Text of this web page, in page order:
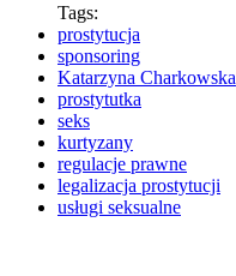
Tags:
prostytucja
sponsoring
Katarzyna Charkowska
prostytutka
seks
kurtyzany
regulacje prawne
legalizacja prostytucji
usługi seksualne